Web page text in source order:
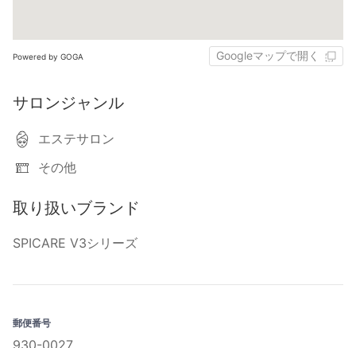
Powered by GOGA Googleマップで開く
サロンジャンル
エステサロン
その他
取り扱いブランド
SPICARE V3シリーズ
郵便番号